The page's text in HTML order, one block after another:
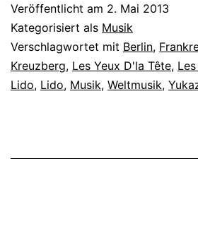
Veröffentlicht am 2. Mai 2013
Kategorisiert als Musik
Verschlagwortet mit Berlin,
Kreuzberg, Les Yeux D'la Tête,
Lido, Lido, Musik, Weltmusik,